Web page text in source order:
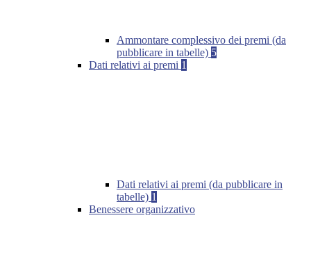
Ammontare complessivo dei premi (da
pubblicare in tabelle) 5
Dati relativi ai premi 1
Dati relativi ai premi (da pubblicare in
tabelle) 1
Benessere organizzativo